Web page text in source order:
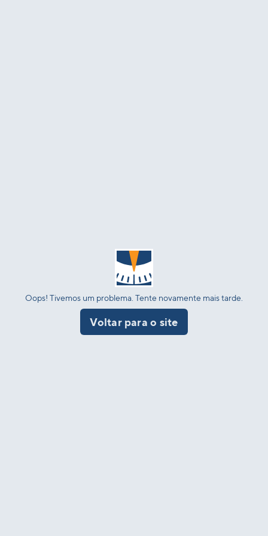
Oops! Tivemos um problema. Tente novamente mais tarde.
Voltar para o site